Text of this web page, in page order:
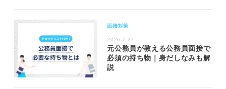
面接対策
2026.7.27
元公務員が教える公務員面接で
必須の持ち物｜身だしなみも解
説